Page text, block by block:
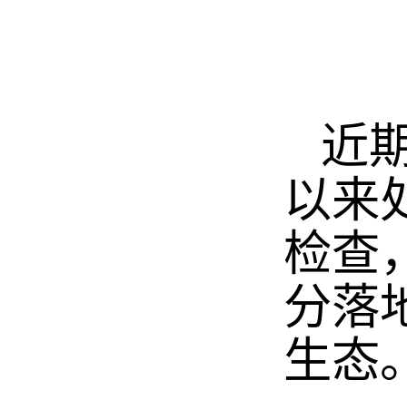
近
以来
检查
分落
生态